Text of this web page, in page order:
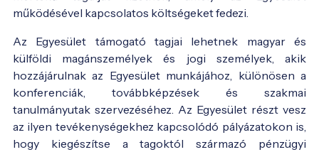
működésével kapcsolatos költségeket fedezi.
Az Egyesület támogató tagjai lehetnek magyar és
külföldi magánszemélyek és jogi személyek, akik
hozzájárulnak az Egyesület munkájához, különösen a
konferenciák, továbbképzések és szakmai
tanulmányutak szervezéséhez. Az Egyesület részt vesz
az ilyen tevékenységekhez kapcsolódó pályázatokon is,
hogy kiegészítse a tagoktól származó pénzügyi